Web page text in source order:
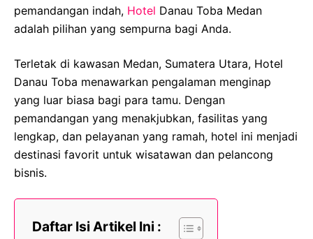
pemandangan indah, Hotel Danau Toba Medan
adalah pilihan yang sempurna bagi Anda.
Terletak di kawasan Medan, Sumatera Utara, Hotel
Danau Toba menawarkan pengalaman menginap
yang luar biasa bagi para tamu. Dengan
pemandangan yang menakjubkan, fasilitas yang
lengkap, dan pelayanan yang ramah, hotel ini menjadi
destinasi favorit untuk wisatawan dan pelancong
bisnis.
Daftar Isi Artikel Ini :